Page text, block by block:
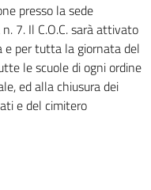
presso la sede
7. Il C.O.C. sarà attivato
e per tutta la giornata del
le scuole di ogni ordine
ed alla chiusura dei
e del cimitero